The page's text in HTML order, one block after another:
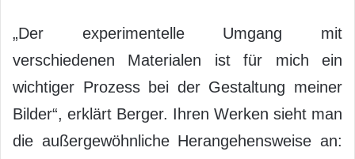
„Der experimentelle Umgang mit
verschiedenen Materialen ist für mich ein
wichtiger Prozess bei der Gestaltung meiner
Bilder“, erklärt Berger. Ihren Werken sieht man
die außergewöhnliche Herangehensweise an: